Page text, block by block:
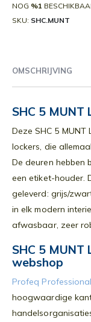
NOG %1
SKU SHC.MUNT
OMSCHRIJVING
SHC 5 MUNT
Deze SHC 5 MUNT
lockers, die
De deuren hebben
een etiket-houder.
geleverd: grijs/
in elk modern
afwasbaar, zeer
SHC 5 MUNT
webshop
Profeq Professional
hoogwaardige